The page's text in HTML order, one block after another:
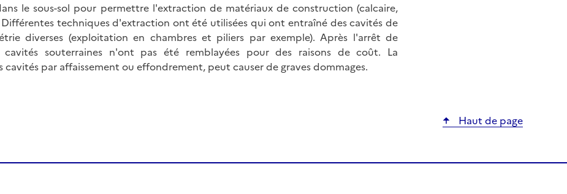
le sous-sol pour permettre l'extraction de matériaux de construction (calcaire,
Différentes techniques d'extraction ont été utilisées qui ont entraîné des cavités de
diverses (exploitation en chambres et piliers par exemple). Après l'arrêt de
cavités souterraines n'ont pas été remblayées pour des raisons de coût. La
cavités par affaissement ou effondrement, peut causer de graves dommages.
Haut de page